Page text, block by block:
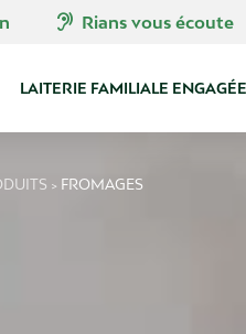
hearing Rians vous écoute
LAITERIE FAMILIALE ENGAGÉE
> FROMAGES